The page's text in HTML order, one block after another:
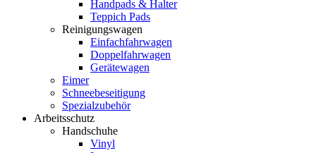
Handpads & Halter
Teppich Pads
Reinigungswagen
Einfachfahrwagen
Doppelfahrwagen
Gerätewagen
Eimer
Schneebeseitigung
Spezialzubehör
Arbeitsschutz
Handschuhe
Vinyl